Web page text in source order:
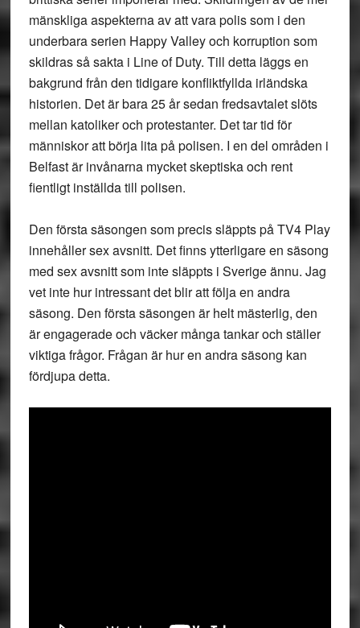
mänskliga aspekterna av att vara polis som i den
underbara serien Happy Valley och korruption som
skildras så sakta i Line of Duty. Till detta läggs en
bakgrund från den tidigare konfliktfyllda irländska
historien. Det är bara 25 år sedan fredsavtalet slöts
mellan katoliker och protestanter. Det tar tid för
människor att börja lita på polisen. I en del områden i
Belfast är invånarna mycket skeptiska och rent
fientligt inställda till polisen.
Den första säsongen som precis släppts på TV4 Play
innehåller sex avsnitt. Det finns ytterligare en säsong
med sex avsnitt som inte släppts i Sverige ännu. Jag
vet inte hur intressant det blir att följa en andra
säsong. Den första säsongen är helt mästerlig, den
är engagerade och väcker många tankar och ställer
viktiga frågor. Frågan är hur en andra säsong kan
fördjupa detta.